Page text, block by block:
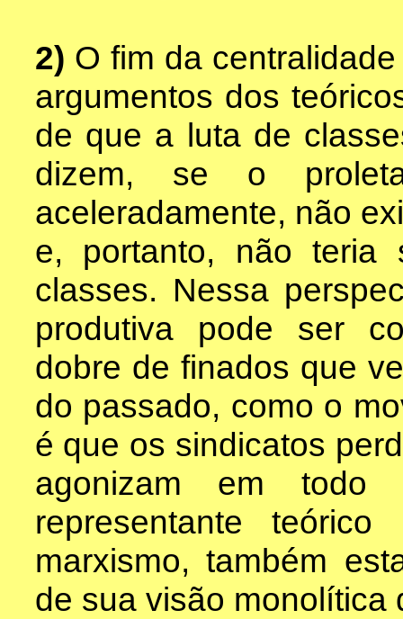
2) O fim da
argumentos dos
de que a luta de
dizem, se o
aceleradamente, não
e, portanto, não
classes. Nessa
produtiva pode ser
dobre de finados que
do passado, como o
é que os sindicatos
agonizam em
representante
marxismo, também
de sua visão monolítica